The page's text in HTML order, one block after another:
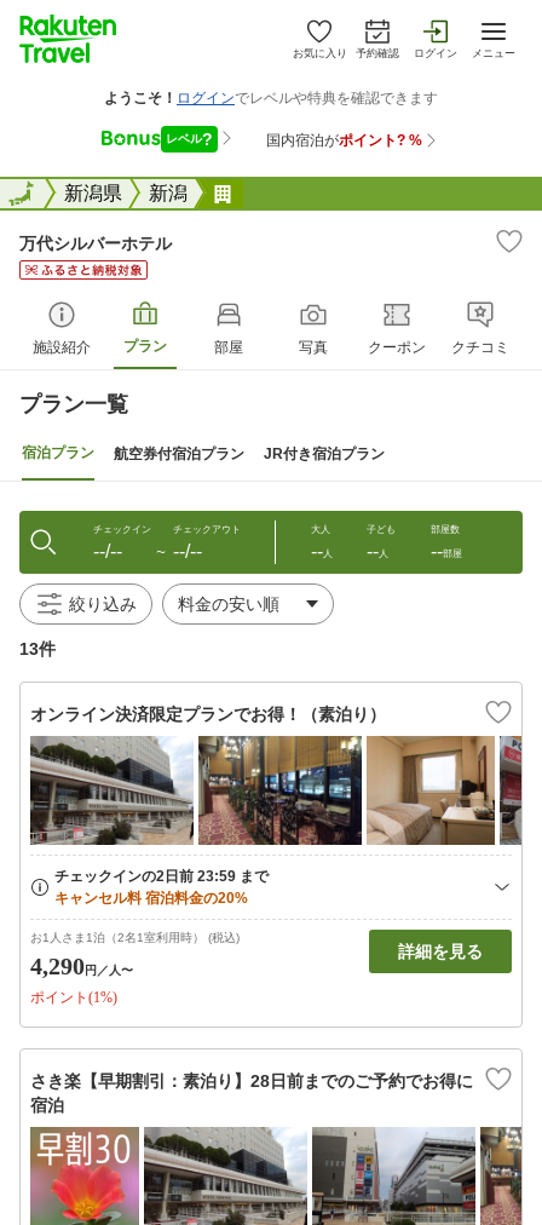
お気に入り 予約確認 ログイン メニュー
全国新潟県 新潟
全国
万代シルバーホテル
施設紹介 プラン 部屋 写真 クーポン クチコミ
プラン一覧
宿泊プラン 航空券付宿泊プラン JR付き宿泊プラン
チェックイン
--/-- 〜
チェックアウト
--/--
大人
--人
子ども
--人
部屋数
--部屋
絞り込み
13件
オンライン決済限定プランでお得！（素泊り）
お1人さま1泊（2名1室利用時） (税込)
4,290円 ／人〜
ポイント(1%)
詳細を見る
さき楽【早期割引：素泊り】28日前までのご予約でお得に
宿泊